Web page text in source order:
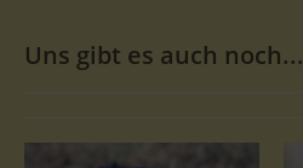
Uns gibt es auch noch...